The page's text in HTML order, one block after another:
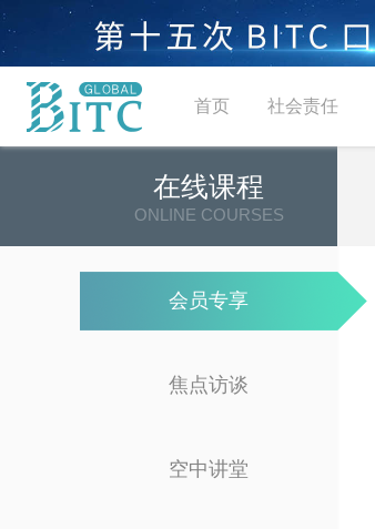
首页 社会责任
在线课程
ONLINE COURSES
会员专享
焦点访谈
空中讲堂